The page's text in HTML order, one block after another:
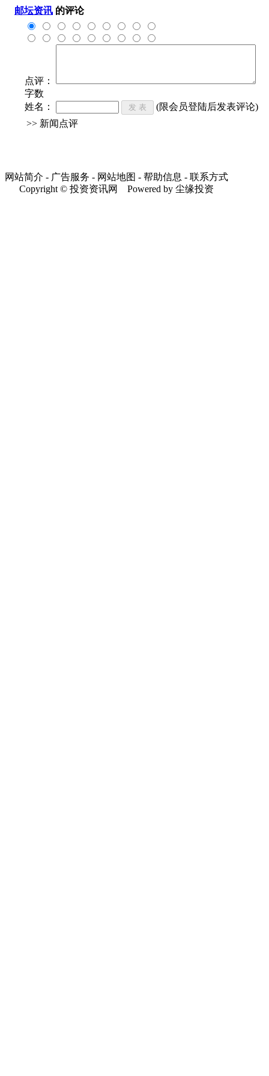
邮坛资讯 的评论
点评：
字数
姓名：
(限会员登陆后发表评论)
>> 新闻点评
网站简介 - 广告服务 - 网站地图 - 帮助信息 - 联系方式
Copyright © 投资资讯网 Powered by 尘缘投资